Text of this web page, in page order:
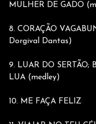
MULHER DE GADO
8. CORAÇÃO
Dorgival Dantas)
9. LUAR DO SERTÃO;
LUA (medley)
10. ME FAÇA FELIZ